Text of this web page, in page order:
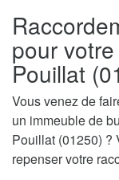
pour
Pouillat
Vous venez de
un immeuble de
Pouillat (01250) ?
repenser votre